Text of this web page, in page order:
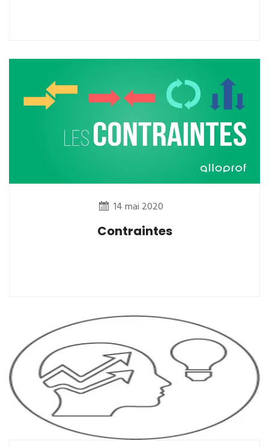
14 mai 2020
Contraintes